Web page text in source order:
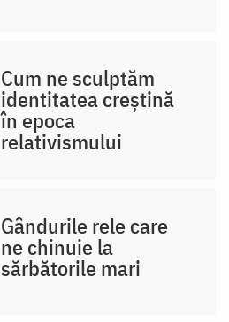
Cum ne sculptăm
identitatea creștină
în epoca
relativismului
Gândurile rele care
ne chinuie la
sărbătorile mari